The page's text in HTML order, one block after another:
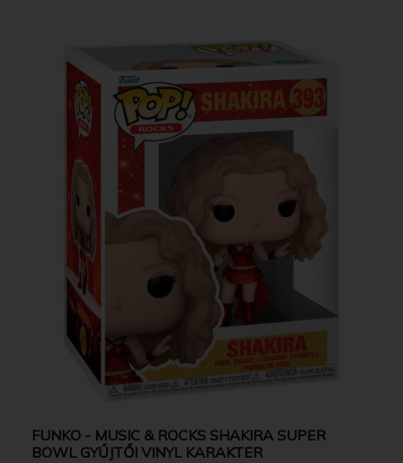
FUNKO - MUSIC & ROCKS SHAKIRA SUPER
BOWL GYŰJTŐI VINYL KARAKTER